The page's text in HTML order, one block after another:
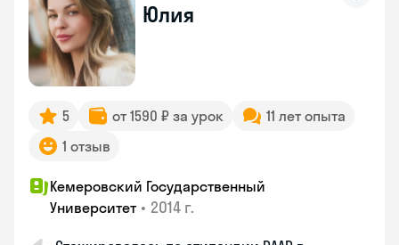
Юлия
5 от 1590 ₽ за урок
11 лет опыта
1 отзыв
Кемеровский Государственный
Университет • 2014 г.